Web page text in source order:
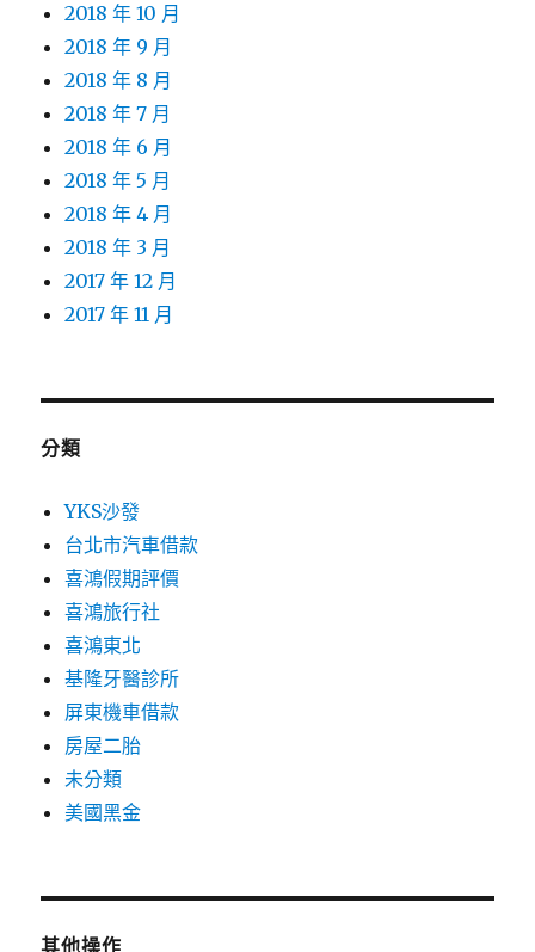
2018 年 10 月
2018 年 9 月
2018 年 8 月
2018 年 7 月
2018 年 6 月
2018 年 5 月
2018 年 4 月
2018 年 3 月
2017 年 12 月
2017 年 11 月
分類
YKS沙發
台北市汽車借款
喜鴻假期評價
喜鴻旅行社
喜鴻東北
基隆牙醫診所
屏東機車借款
房屋二胎
未分類
美國黑金
其他操作